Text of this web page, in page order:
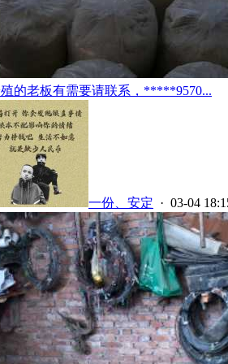
的老板有需要请联系，*****9570...
一份、安定 · 03-04